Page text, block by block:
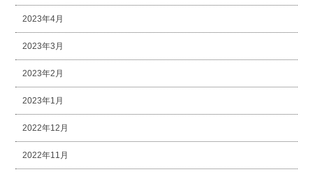
2023年4月
2023年3月
2023年2月
2023年1月
2022年12月
2022年11月